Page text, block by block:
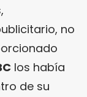
no
los había
de su